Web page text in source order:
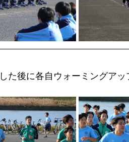
た後に各自ウォーミングア